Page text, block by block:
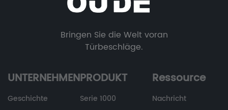
Bringen Sie die Welt voran
Türbeschläge.
UNTERNEHMEN
Geschichte
PRODUKT
Serie 1000
Ressource
Nachricht